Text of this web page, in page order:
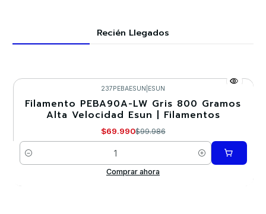
Recién Llegados
-30%
237PEBAESUN ESUN
Filamento PEBA90A-LW Gris 800 Gramos
Alta Velocidad Esun | Filamentos
$69.990$99.986
Cantidad
Comprar ahora